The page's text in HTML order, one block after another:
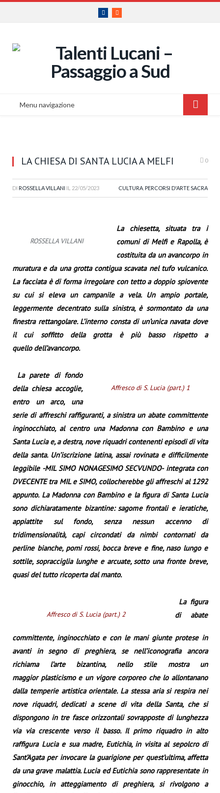
Facebook
RSS
Menu navigazione
LA CHIESA DI SANTA LUCIA A MELFI 0
DI ROSSELLA VILLANI IL 22/05/2023 CULTURA PERCORSI D'ARTE SACRA
ROSSELLA VILLANI
La chiesetta, situata tra i
comuni di Melfi e Rapolla, è
costituita da un avancorpo in
muratura e da una grotta contigua scavata nel tufo vulcanico.
La facciata è di forma irregolare con tetto a doppio spiovente
su cui si eleva un campanile a vela. Un ampio portale,
leggermente decentrato sulla sinistra, è sormontato da una
finestra rettangolare. L’interno consta di un’unica navata dove
il cui soffitto della grotta è più basso rispetto a
quello dell’avancorpo.
Affresco di S. Lucia (part.) 1
La parete di fondo
della chiesa accoglie,
entro un arco, una
serie di affreschi raffiguranti, a sinistra un abate committente
inginocchiato, al centro una Madonna con Bambino e una
Santa Lucia e, a destra, nove riquadri contenenti episodi di vita
della santa. Un’iscrizione latina, assai rovinata e difficilmente
leggibile -MIL SIMO NONAGESIMO SECVUNDO- integrata con
DVECENTE tra MIL e SIMO, collocherebbe gli affreschi al 1292
appunto. La Madonna con Bambino e la figura di Santa Lucia
sono dichiaratamente bizantine: sagome frontali e ieratiche,
appiattite sul fondo, senza nessun accenno di
tridimensionalità, capi circondati da nimbi contornati da
perline bianche, pomi rossi, bocca breve e fine, naso lungo e
sottile, sopracciglia lunghe e arcuate, sotto una fronte breve,
quasi del tutto ricoperta dal manto.
Affresco di S. Lucia (part.) 2
La figura
di abate
committente, inginocchiato e con le mani giunte protese in
avanti in segno di preghiera, se nell’iconografia ancora
richiama l’arte bizantina, nello stile mostra un
maggior plasticismo e un vigore corporeo che lo allontanano
dalla temperie artistica orientale. La stessa aria si respira nei
nove riquadri, dedicati a scene di vita della Santa, che si
dispongono in tre fasce orizzontali sovrapposte di lunghezza
via via crescente verso il basso. Il primo riquadro in alto
raffigura Lucia e sua madre, Eutichia, in visita al sepolcro di
Sant’Agata per invocare la guarigione per quest’ultima, affetta
da una grave malattia. Lucia ed Eutichia sono rappresentate in
ginocchio, in atteggiamento di preghiera, si rivolgono a